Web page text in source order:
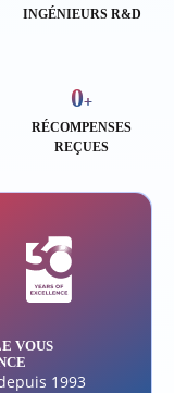
INGÉNIEURS R&D
0+
RÉCOMPENSES
REÇUES
VOUS
1993